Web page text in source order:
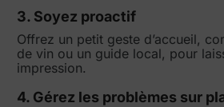
3. Soyez proactif
Offrez un petit geste d’accueil,
de vin ou un guide local, pour
impression.
4. Gérez les problèmes sur